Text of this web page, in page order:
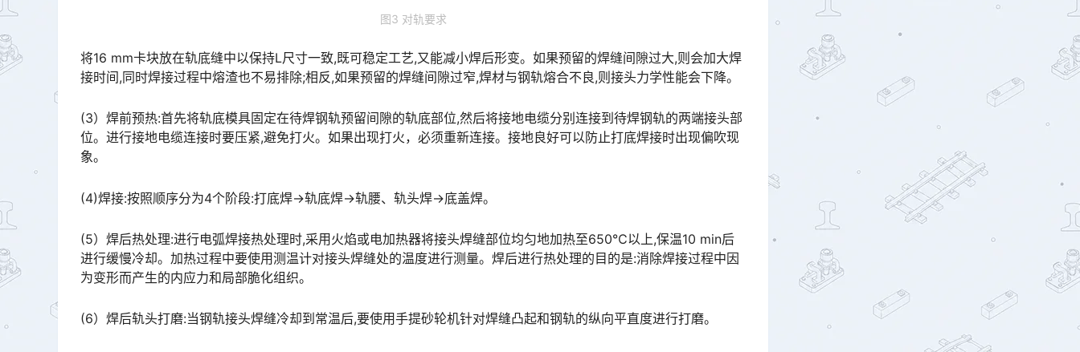
图3 对轨要求
将16 mm卡块放在轨底缝中以保持L尺寸一致,既可稳定工艺,又能减小焊后形变。如果预留的焊缝间隙过大,则会加大焊
接时间,同时焊接过程中熔渣也不易排除;相反,如果预留的焊缝间隙过窄,焊材与钢轨熔合不良,则接头力学性能会下降。󠅅󠅃󠄵󠅂󠄪󠇖󠆨󠆨󠇕󠆞󠆒󠅬󠇘󠆭󠆘󠇙󠆝󠅵󠇗󠆭󠆁󠄐󠇗󠅹󠅸󠇖󠆍󠅳󠇖󠅹󠅰󠇖󠆌󠅹
(3）焊前预热:首先将轨底模具固定在待焊钢轨预留间隙的轨底部位,然后将接地电缆分别连接到待焊钢轨的两端接头部
位。进行接地电缆连接时要压紧,避免打火。如果出现打火，必须重新连接。接地良好可以防止打底焊接时出现偏吹现
象。󠅅󠅃󠄵󠅂󠄪󠇖󠆨󠆨󠇕󠆞󠆒󠅬󠇘󠆭󠆘󠇙󠆝󠅵󠇗󠆭󠆁󠄐󠇗󠅹󠅸󠇖󠆍󠅳󠇖󠅹󠅰󠇖󠆌󠅹
(4)焊接:按照顺序分为4个阶段:打底焊→轨底焊→轨腰、轨头焊→底盖焊。
(5）焊后热处理:进行电弧焊接热处理时,采用火焰或电加热器将接头焊缝部位均匀地加热至650℃以上,保温10 min后
进行缓慢冷却。加热过程中要使用测温计对接头焊缝处的温度进行测量。焊后进行热处理的目的是:消除焊接过程中因
为变形而产生的内应力和局部脆化组织。󠅅󠅃󠄵󠅂󠄪󠇖󠆨󠆨󠇕󠆞󠆒󠅬󠇘󠆭󠆘󠇙󠆝󠅵󠇗󠆭󠆁󠄐󠇗󠅹󠅸󠇖󠆍󠅳󠇖󠅹󠅰󠇖󠆌󠅹
(6）焊后轨头打磨:当钢轨接头焊缝冷却到常温后,要使用手提砂轮机针对焊缝凸起和钢轨的纵向平直度进行打磨。